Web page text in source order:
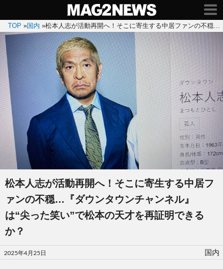
TOP »国内 »松本人志が活動再開へ！そこに寄生する中居ファンの不穏…
松本人志が活動再開へ！そこに寄生する中居フ
ァンの不穏…『ダウンタウンチャンネル』
は“尖った笑い”で松本の天才を再証明できる
か？
投
稿
2025年4月25日 国内